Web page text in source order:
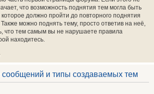
что возможность поднятия тем могла быть
должно пройти до повторного поднятия
можно поднять тему, просто ответив на неё,
что тем самым вы не нарушаете правила
находитесь.
и типы создаваемых тем